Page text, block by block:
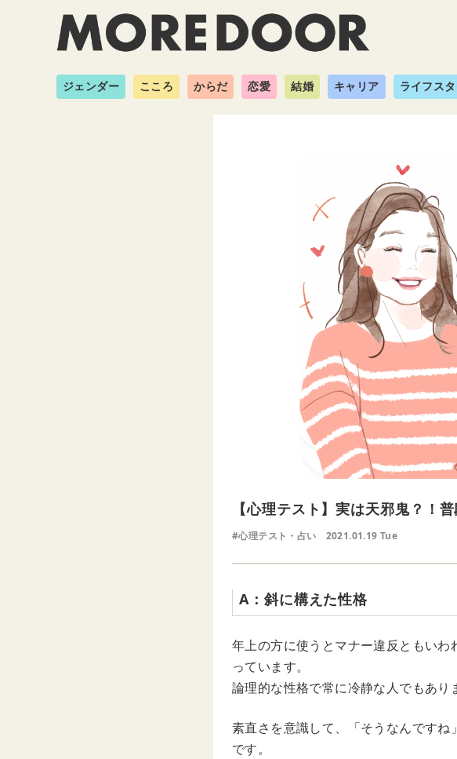
ジェンダー こころ からだ 恋愛 結婚 キャリア ライフス
【心理テスト】実は天邪鬼？！
#心理テスト・占い 2021.01.19 Tue
A：斜に構えた性格
年上の方に使うとマナー違反ともい
っています。
論理的な性格で常に冷静な人でもあ
素直さを意識して、「そうなんです
です。